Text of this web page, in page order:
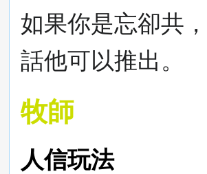
如果你是忘卻共
話他可以推出。
牧師
人信玩法